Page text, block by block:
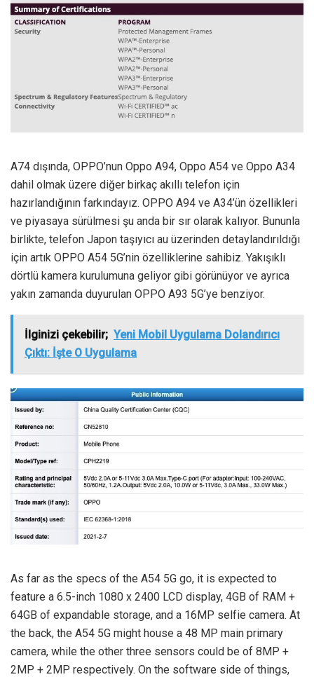
A74 dışında, OPPO’nun Oppo A94, Oppo A54 ve Oppo A34
dahil olmak üzere diğer birkaç akıllı telefon için
hazırlandığının farkındayız. OPPO A94 ve A34’ün özellikleri
ve piyasaya sürülmesi şu anda bir sır olarak kalıyor. Bununla
birlikte, telefon Japon taşıyıcı au üzerinden detaylandırıldığı
için artık OPPO A54 5G’nin özelliklerine sahibiz. Yakışıklı
dörtlü kamera kurulumuna geliyor gibi görünüyor ve ayrıca
yakın zamanda duyurulan OPPO A93 5G’ye benziyor.
İlginizi çekebilir; Yeni Mobil Uygulama Dolandırıcı
Çıktı: İşte O Uygulama
As far as the specs of the A54 5G go, it is expected to
feature a 6.5-inch 1080 x 2400 LCD display, 4GB of RAM +
64GB of expandable storage, and a 16MP selfie camera. At
the back, the A54 5G might house a 48 MP main primary
camera, while the other three sensors could be of 8MP +
2MP + 2MP respectively. On the software side of things,